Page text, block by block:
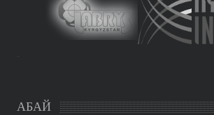
АБАЙ